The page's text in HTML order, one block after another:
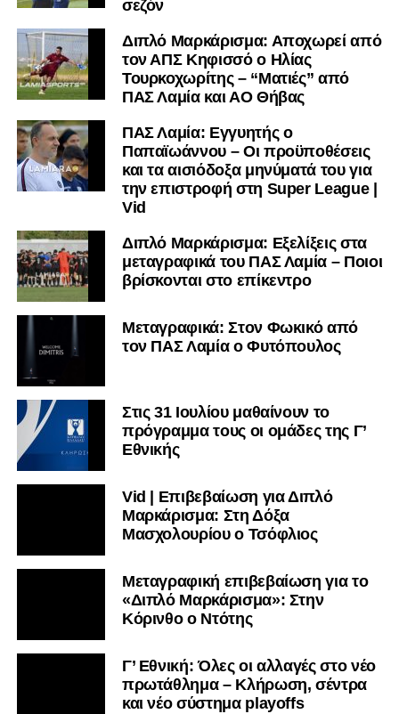
Παναιτωλικός-Ολυμπιακός 1-2
ΑΕΚ-ΠΑΣ Γιάννινα 4-2
Πανσερραϊκός-ΠΑΟΚ 0-2
Παναθηναϊκός-Αρης 2-0
Η βαθμολογία (4 αγώνες)
Παναθηναϊκός 12 (4-0-0)
ΠΑΟΚ 12 (4-0-0)
Λαμία 5 (1-2-1)
Αρης 1 (0-1-3)
Ακολουθήστε το
μαθαίνετε πρώτοι τα κυανόλευκα νέα στην Ελλάδα και τον
υπόλοιπο κόσμο. Ακολουθήστε το lamiara.gr στο
Facebook
μαθαίνετε σε χρόνο dt όλα τα νέα.
σεζόν
Διπλό Μαρκάρισμα: Αποχωρεί από
τον ΑΠΣ Κηφισσό ο Ηλίας
Τουρκοχωρίτης – “Ματιές” από
ΠΑΣ Λαμία και ΑΟ Θήβας
ΠΑΣ Λαμία: Εγγυητής ο
Παπαϊωάννου – Οι προϋποθέσεις
και τα αισιόδοξα μηνύματά του για
την επιστροφή στη Super League |
Vid
Διπλό Μαρκάρισμα: Εξελίξεις στα
μεταγραφικά του ΠΑΣ Λαμία – Ποιοι
βρίσκονται στο επίκεντρο
Μεταγραφικά: Στον Φωκικό από
τον ΠΑΣ Λαμία ο Φυτόπουλος
Στις 31 Ιουλίου μαθαίνουν το
πρόγραμμα τους οι ομάδες της Γ’
Εθνικής
Vid | Επιβεβαίωση για Διπλό
Μαρκάρισμα: Στη Δόξα
Μασχολουρίου ο Τσόφλιος
Μεταγραφική επιβεβαίωση για το
«Διπλό Μαρκάρισμα»: Στην
Κόρινθο ο Ντότης
Γ’ Εθνική: Όλες οι αλλαγές στο νέο
πρωτάθλημα – Κλήρωση, σέντρα
και νέο σύστημα playoffs